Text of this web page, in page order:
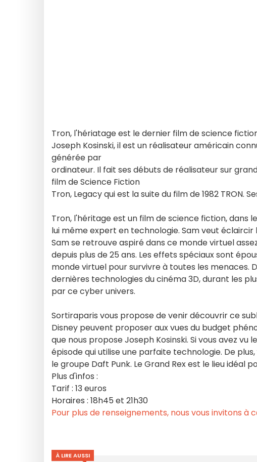
Tron, l'hériatage est le dernier film de science
Joseph Kosinski, il est un réalisateur américain
générée par
ordinateur. Il fait ses débuts de réalisateur sur
film de Science Fiction
Tron, Legacy qui est la suite du film de 1982 TRON.
Tron, l'héritage est un film de science fiction, dans
lui même expert en technologie. Sam veut
Sam se retrouve aspiré dans ce monde virtuel
depuis plus de 25 ans. Les effets spéciaux sont
monde virtuel pour survivre à toutes les menaces.
dernières technologies du cinéma 3D, durant les
par ce cyber univers.
Sortiraparis vous propose de venir découvrir ce
Disney peuvent proposer aux vues du budget
que nous propose Joseph Kosinski. Si vous avez
épisode qui utilise une parfaite technologie. De
le groupe Daft Punk. Le Grand Rex est le lieu idéal
Plus d'infos :
Tarif : 13 euros
Horaires : 18h45 et 21h30
Pour plus de renseignements, nous vous invitons à
À LIRE AUSSI